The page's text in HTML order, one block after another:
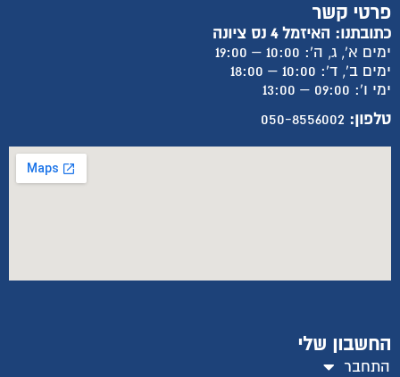
פרטי קשר
כתובתנו: האיזמל 4 נס ציונה
ימים א', ג, ה': 10:00 – 19:00
ימים ב', ד': 10:00 – 18:00
ימי ו': 09:00 – 13:00
טלפון: 050-8556002
החשבון שלי
התחבר